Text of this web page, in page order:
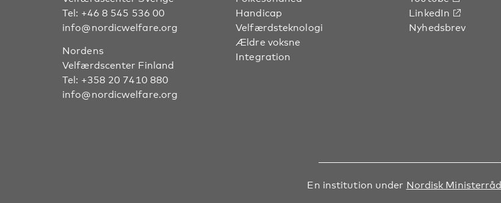
Tel: +46 8 545 536 00
info@nordicwelfare.org
Nordens
Velfærdscenter Finland
Tel: +358 20 7410 880
info@nordicwelfare.org
Handicap
Velfærdsteknologi
Ældre voksne
Integration
LinkedIn
Nyhedsbrev
En institution under Nordisk Ministerråd